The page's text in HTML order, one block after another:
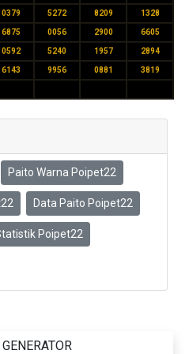
0379 5272 8209 1328
6875 0056 2900 6605
0592 5240 1957 2894
6143 9956 0881 3819
Paito Warna Poipet22
Data Paito Poipet22
Poipet22